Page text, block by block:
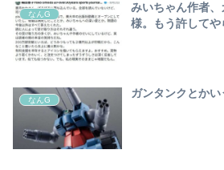
なんG
みいちゃん作者
様。もう許してや
なんG
ガンタンクとか